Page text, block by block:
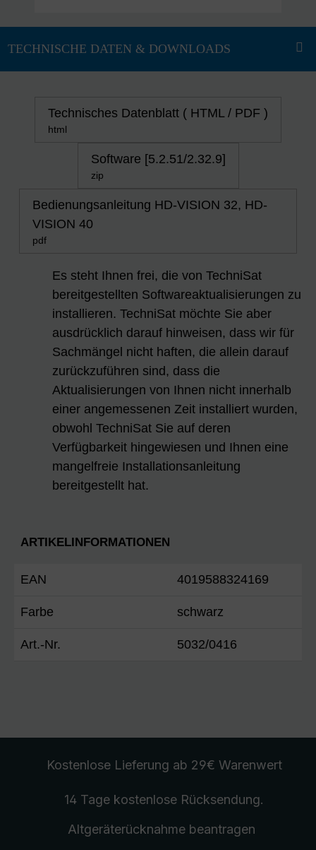
Technisches Datenblatt ( HTML / PDF )
html
Software [5.2.51/2.32.9]
zip
Bedienungsanleitung HD-VISION 32, HD-
VISION 40
pdf
Es steht Ihnen frei, die von TechniSat
bereitgestellten Softwareaktualisierungen zu
installieren. TechniSat möchte Sie aber
ausdrücklich darauf hinweisen, dass wir für
Sachmängel nicht haften, die allein darauf
zurückzuführen sind, dass die
Aktualisierungen von Ihnen nicht innerhalb
einer angemessenen Zeit installiert wurden,
obwohl TechniSat Sie auf deren
Verfügbarkeit hingewiesen und Ihnen eine
mangelfreie Installationsanleitung
bereitgestellt hat.
ARTIKELINFORMATIONEN
EAN 4019588324169
Farbe schwarz
Art.-Nr. 5032/0416
Kostenlose Lieferung ab 29€ Warenwert
14 Tage kostenlose Rücksendung.
Altgeräterücknahmebeantragen